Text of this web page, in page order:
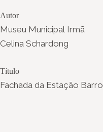
Autor
Museu Municipal Irmã
Celina Schardong
Título
Fachada da Estação Barro